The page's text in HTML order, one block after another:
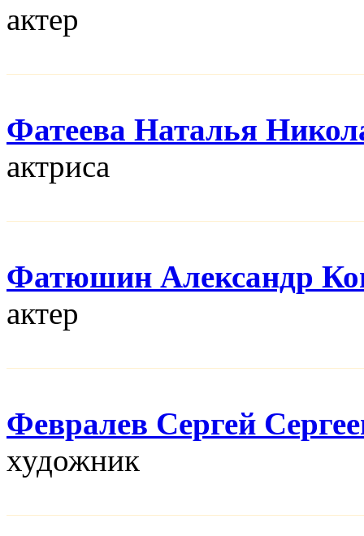
актер
Фатеева Наталья
актриса
Фатюшин Александр
актер
Февралев Сергей
художник